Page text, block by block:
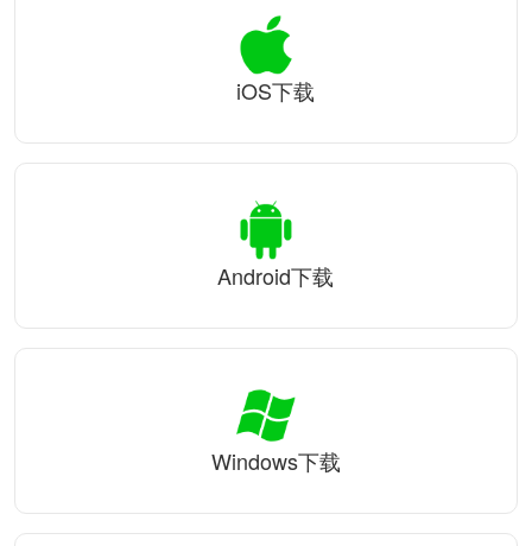
iOS下载
Android下载
Windows下载